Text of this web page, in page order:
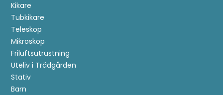
Kikare
Tubkikare
Teleskop
Mikroskop
Friluftsutrustning
Uteliv i Trädgården
Stativ
Barn